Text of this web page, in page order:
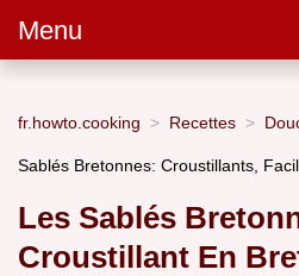
Menu
fr.howto.cooking Recettes
Sablés Bretonnes: Croustillants,
Les Sablés
Croustillant En